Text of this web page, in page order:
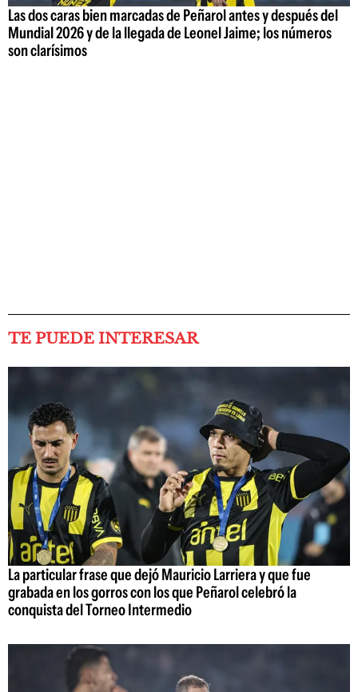
Las dos caras bien marcadas de Peñarol antes y después del
Mundial 2026 y de la llegada de Leonel Jaime; los números
son clarísimos
TE PUEDE INTERESAR
La particular frase que dejó Mauricio Larriera y que fue
grabada en los gorros con los que Peñarol celebró la
conquista del Torneo Intermedio